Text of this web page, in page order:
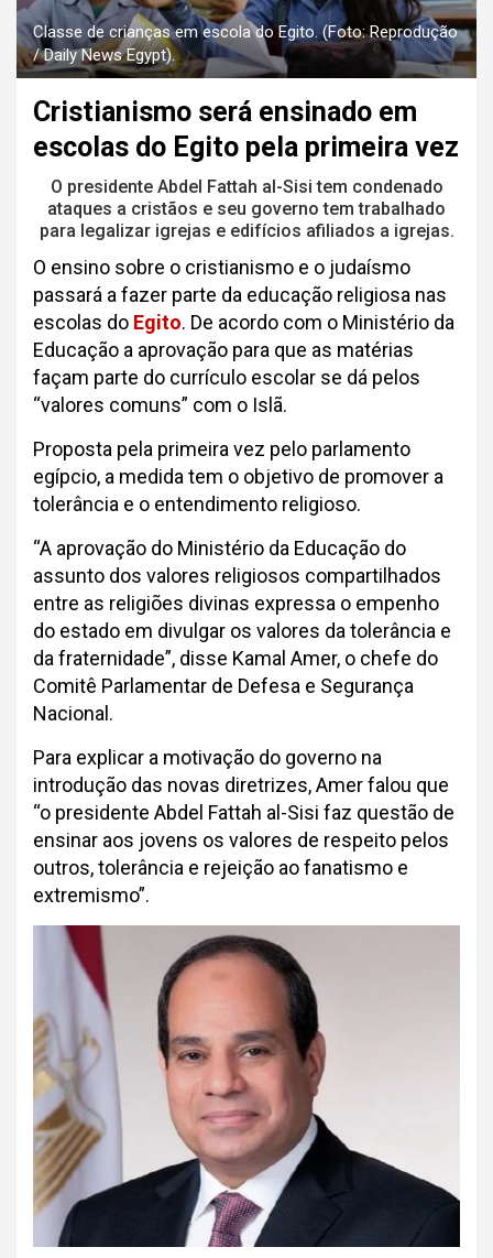
Classe de crianças em escola do Egito. (Foto: Reprodução
/ Daily News Egypt).
Cristianismo será ensinado em
escolas do Egito pela primeira vez
O presidente Abdel Fattah al-Sisi tem condenado
ataques a cristãos e seu governo tem trabalhado
para legalizar igrejas e edifícios afiliados a igrejas.
O ensino sobre o cristianismo e o judaísmo
passará a fazer parte da educação religiosa nas
escolas do Egito. De acordo com o Ministério da
Educação a aprovação para que as matérias
façam parte do currículo escolar se dá pelos
“valores comuns” com o Islã.
Proposta pela primeira vez pelo parlamento
egípcio, a medida tem o objetivo de promover a
tolerância e o entendimento religioso.
“A aprovação do Ministério da Educação do
assunto dos valores religiosos compartilhados
entre as religiões divinas expressa o empenho
do estado em divulgar os valores da tolerância e
da fraternidade”, disse Kamal Amer, o chefe do
Comitê Parlamentar de Defesa e Segurança
Nacional.
Para explicar a motivação do governo na
introdução das novas diretrizes, Amer falou que
“o presidente Abdel Fattah al-Sisi faz questão de
ensinar aos jovens os valores de respeito pelos
outros, tolerância e rejeição ao fanatismo e
extremismo”.